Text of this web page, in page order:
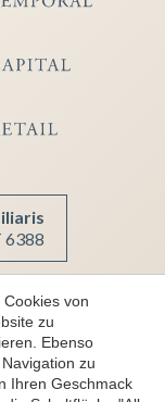
6388
von
zu
Ebenso
zu
Ihren Geschmack